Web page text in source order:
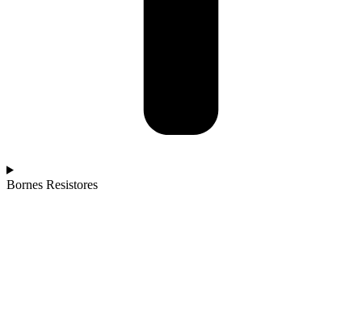
Bornes Resistores